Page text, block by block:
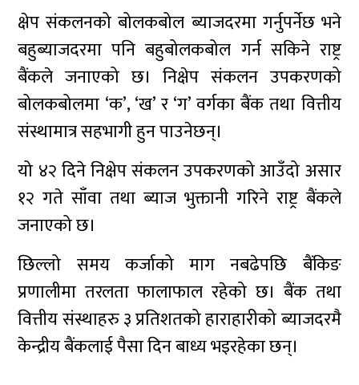
क्षेप संकलनको बोलकबोल ब्याजदरमा गर्नुपर्नेछ भने
बहुब्याजदरमा पनि बहुबोलकबोल गर्न सकिने राष्ट्र
बैंकले जनाएको छ। निक्षेप संकलन उपकरणको
बोलकबोलमा ‘क’, ‘ख’ र ‘ग’ वर्गका बैंक तथा वित्तीय
संस्थामात्र सहभागी हुन पाउनेछन्।
यो ४२ दिने निक्षेप संकलन उपकरणको आउँदो असार
१२ गते साँवा तथा ब्याज भुक्तानी गरिने राष्ट्र बैंकले
जनाएको छ।
छिल्लो समय कर्जाको माग नबढेपछि बैंकिङ
प्रणालीमा तरलता फालाफाल रहेको छ। बैंक तथा
वित्तीय संस्थाहरु ३ प्रतिशतको हाराहारीको ब्याजदरमै
केन्द्रीय बैंकलाई पैसा दिन बाध्य भइरहेका छन्।